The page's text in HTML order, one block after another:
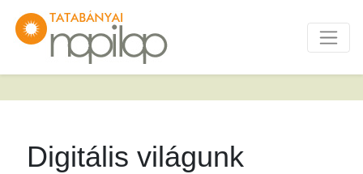
Digitális világunk